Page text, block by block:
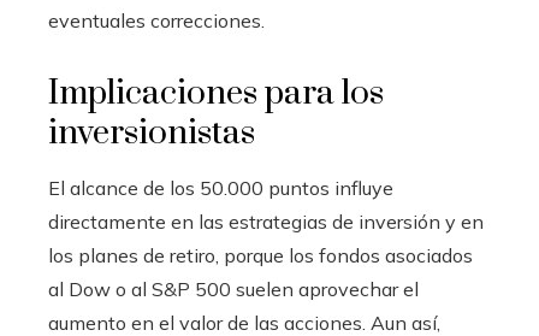
eventuales correcciones.
Implicaciones para los
inversionistas
El alcance de los 50.000 puntos influye
directamente en las estrategias de inversión y en
los planes de retiro, porque los fondos asociados
al Dow o al S&P 500 suelen aprovechar el
aumento en el valor de las acciones. Aun así,